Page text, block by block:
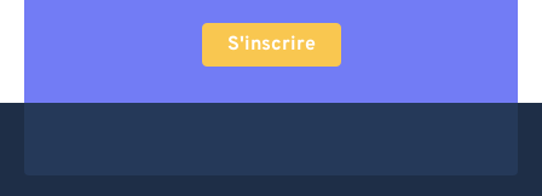
S'inscrire